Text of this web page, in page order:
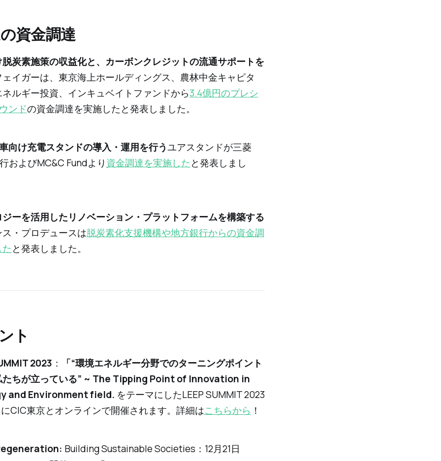
資金調達
炭素施策の収益化と、カーボンクレジットの流通サポートを
イガーは、東京海上ホールディングス、農林中金キャピタ
ルギー投資、インキュベイトファンドから3.4億円のプレシ
ンドの資金調達を実施したと発表しました。
向け充電スタンドの導入・運用を行うユアスタンドが三菱
およびMC&C Fundより資金調達を実施したと発表しまし
ーを活用したリノベーション・プラットフォームを構築する
・プロデュースは脱炭素化支援機構や地方銀行からの資金調
と発表しました。
ト
2023 ：
「“環境エネルギー分野でのターニングポイント
たちが立っている” ~ The Tipping Point of Innovation in
and Environment field. をテーマにしたLEEP SUMMIT 2023
にCIC東京とオンラインで開催されます。詳細はこちらから ！
Building Sustainable Societies：12月21日